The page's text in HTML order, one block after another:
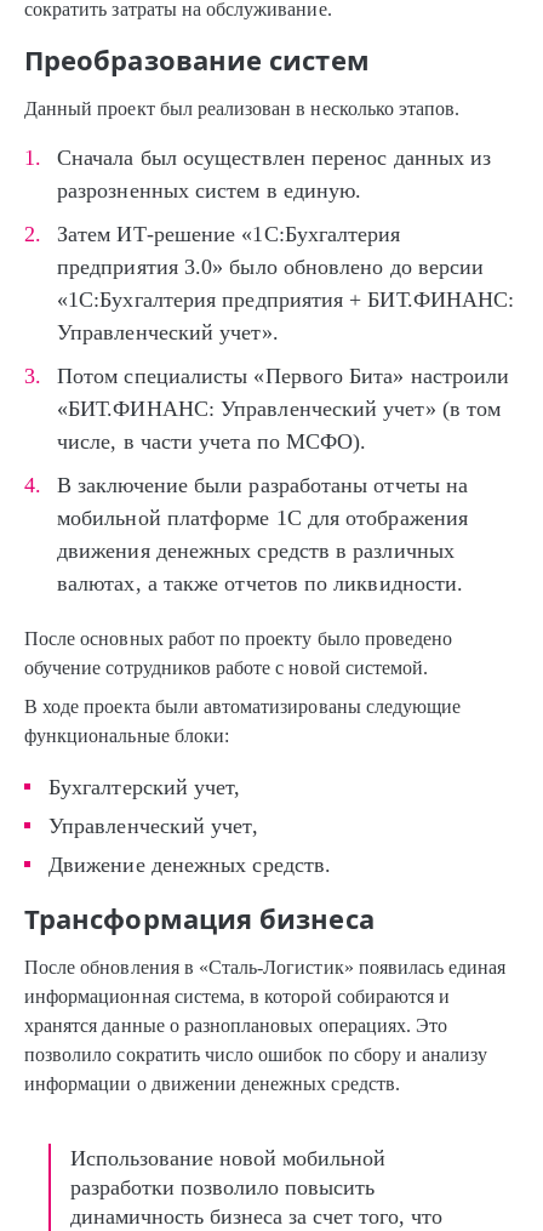
сократить затраты на обслуживание.
Преобразование систем
Данный проект был реализован в несколько этапов.
Сначала был осуществлен перенос данных из
разрозненных систем в единую.
Затем ИТ-решение «1С:Бухгалтерия
предприятия 3.0» было обновлено до версии
«1С:Бухгалтерия предприятия + БИТ.ФИНАНС:
Управленческий учет».
Потом специалисты «Первого Бита» настроили
«БИТ.ФИНАНС: Управленческий учет» (в том
числе, в части учета по МСФО).
В заключение были разработаны отчеты на
мобильной платформе 1С для отображения
движения денежных средств в различных
валютах, а также отчетов по ликвидности.
После основных работ по проекту было проведено
обучение сотрудников работе с новой системой.
В ходе проекта были автоматизированы следующие
функциональные блоки:
Бухгалтерский учет,
Управленческий учет,
Движение денежных средств.
Трансформация бизнеса
После обновления в «Сталь-Логистик» появилась единая
информационная система, в которой собираются и
хранятся данные о разноплановых операциях. Это
позволило сократить число ошибок по сбору и анализу
информации о движении денежных средств.
Использование новой мобильной
разработки позволило повысить
динамичность бизнеса за счет того, что